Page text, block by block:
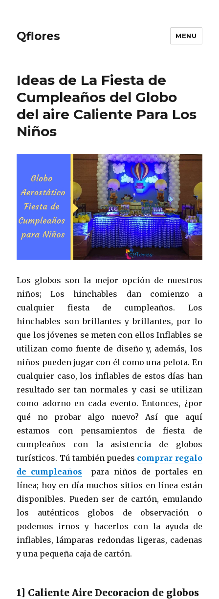
Qflores MENU
Ideas de La Fiesta de
Cumpleaños del Globo
del aire Caliente Para Los
Niños
Los globos son la mejor opción de nuestros
niños; Los hinchables dan comienzo a
cualquier fiesta de cumpleaños. Los
hinchables son brillantes y brillantes, por lo
que los jóvenes se meten con ellos Inflables se
utilizan como fuente de diseño y, además, los
niños pueden jugar con él como una pelota. En
cualquier caso, los inflables de estos días han
resultado ser tan normales y casi se utilizan
como adorno en cada evento. Entonces, ¿por
qué no probar algo nuevo? Así que aquí
estamos con pensamientos de fiesta de
cumpleaños con la asistencia de globos
turísticos. Tú también puedes comprar regalo
de cumpleaños
para niños de portales en
línea; hoy en día muchos sitios en línea están
disponibles. Pueden ser de cartón, emulando
los auténticos globos de observación o
podemos irnos y hacerlos con la ayuda de
inflables, lámparas redondas ligeras, cadenas
y una pequeña caja de cartón.
1] Caliente Aire Decoracion de globos